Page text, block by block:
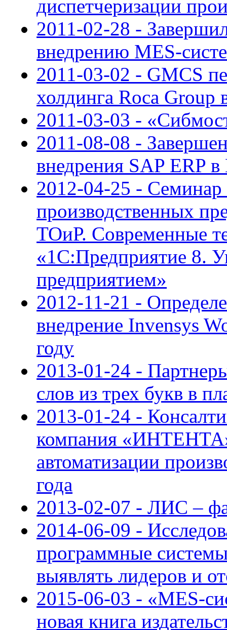
диспетчеризации
2011-02-28 -
внедрению MES-
2011-03-02 - GMCS
холдинга Rocа Group
2011-03-03 -
2011-08-08 -
внедрения SAP ERP
2012-04-25 - Cеминар
производственных
ТОиР. Современные
«1С:Предприятие 8.
предприятием»
2012-11-21 -
внедрение Invensys
году
2013-01-24 -
слов из трех букв в
2013-01-24 -
компания
автоматизации
года
2013-02-07 - ЛИС –
2014-06-09 -
программные
выявлять лидеров и
2015-06-03 - «MES-
новая книга